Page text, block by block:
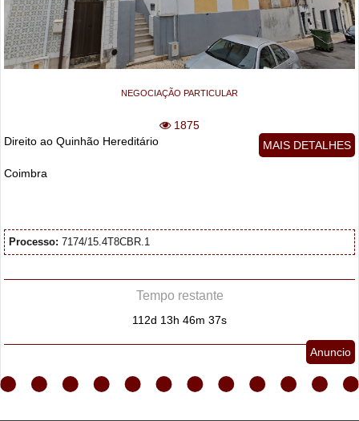
NEGOCIAÇÃO PARTICULAR
1875
MAIS DETALHES
Direito ao Quinhão Hereditário
Coimbra
Processo: 7174/15.4T8CBR.1
Tempo restante
112d 13h 46m 35s
Anuncio